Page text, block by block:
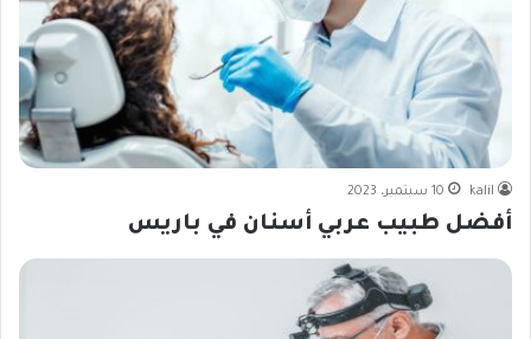
kalil 10 سبتمبر، 2023
أفضل طبيب عربي أسنان في باريس